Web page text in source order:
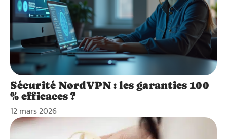
Sécurité NordVPN : les garanties 100
% efficaces ?
12 mars 2026